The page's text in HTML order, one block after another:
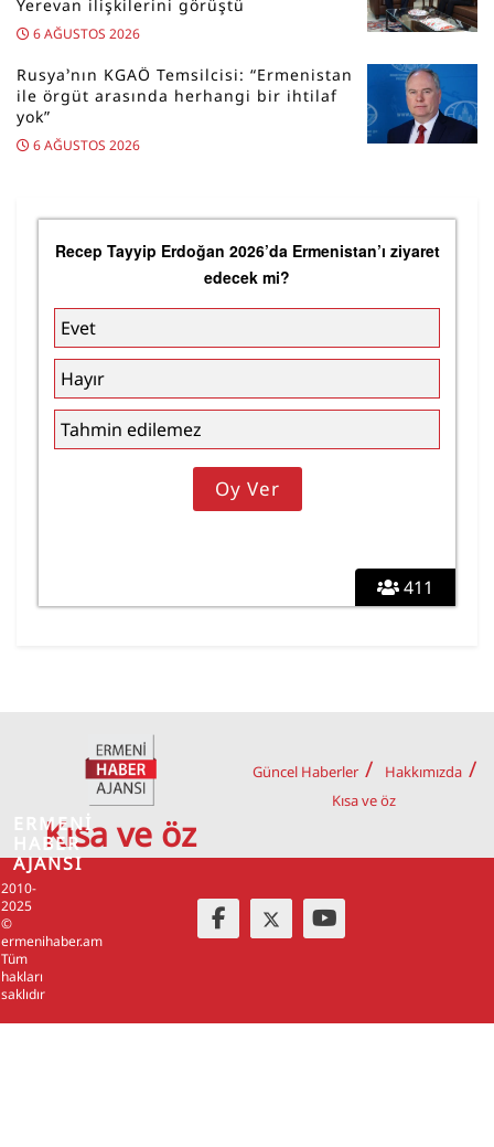
Yerevan ilişkilerini görüştü
6 AĞUSTOS 2026
Rusya’nın KGAÖ Temsilcisi: “Ermenistan
ile örgüt arasında herhangi bir ihtilaf
yok”
6 AĞUSTOS 2026
411
Recep Tayyip Erdoğan 2026’da Ermenistan’ı ziyaret
edecek mi?
Evet
Hayır
Tahmin edilemez
Kısa ve öz
Güncel Haberler
Hakkımızda
Kısa ve öz
2010-
2025
©
ermenihaber.am
Tüm
hakları
saklıdır
ERMENİ
HABER
AJANSI